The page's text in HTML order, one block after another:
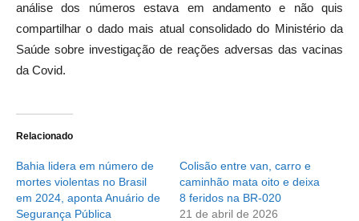
análise dos números estava em andamento e não quis
compartilhar o dado mais atual consolidado do Ministério da
Saúde sobre investigação de reações adversas das vacinas
da Covid.
Relacionado
Bahia lidera em número de
mortes violentas no Brasil
em 2024, aponta Anuário de
Segurança Pública
Colisão entre van, carro e
caminhão mata oito e deixa
8 feridos na BR-020
21 de abril de 2026